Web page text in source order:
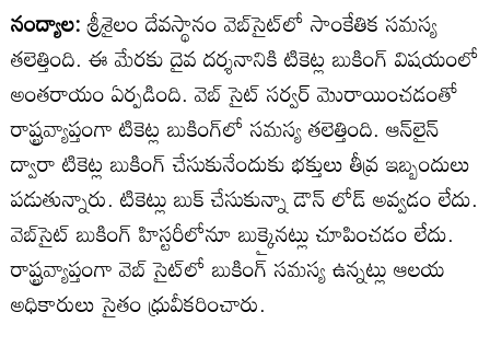
నంద్యాల:శ్రీశైలం దేవస్థానం వెబ్‌సైట్‌లో సాంకేతిక సమస్య
తలెత్తింది. ఈ మేరకు దైవ దర్శనానికి టికెట్ల బుకింగ్ విషయంలో
అంతరాయం ఏర్పడింది. వెబ్ సైట్ సర్వర్ మెురాయించడంతో
రాష్ట్రవ్యాప్తంగా టికెట్ల బుకింగ్‌లో సమస్య తలెత్తింది. ఆన్‌లైన్‌
ద్వారా టికెట్ల బుకింగ్‌ చేసుకునేందుకు భక్తులు తీవ్ర ఇబ్బందులు
పడుతున్నారు. టికెట్లు బుక్ చేసుకున్నా డౌన్ లోడ్ అవ్వడం లేదు.
వెబ్‌సైట్‌ బుకింగ్‌ హిస్టరీలోనూ బుక్కైనట్లు చూపించడం లేదు.
రాష్ట్రవ్యాప్తంగా వెబ్ సైట్‌లో బుకింగ్ సమస్య ఉన్నట్లు ఆలయ
అధికారులు సైతం ధ్రువీకరించారు.